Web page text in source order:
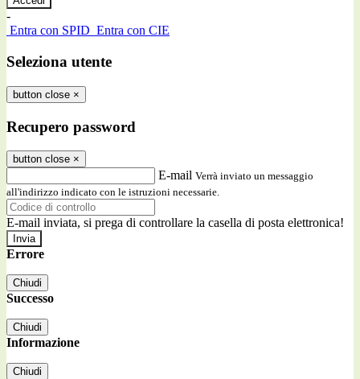
-
Entra con SPID Entra con CIE
Seleziona utente
button close ×
Recupero password
button close ×
E-mail Verrà inviato un messaggio
all'indirizzo indicato con le istruzioni necessarie.
E-mail inviata, si prega di controllare la casella di posta elettronica!
Errore
Chiudi
Successo
Chiudi
Informazione
Chiudi